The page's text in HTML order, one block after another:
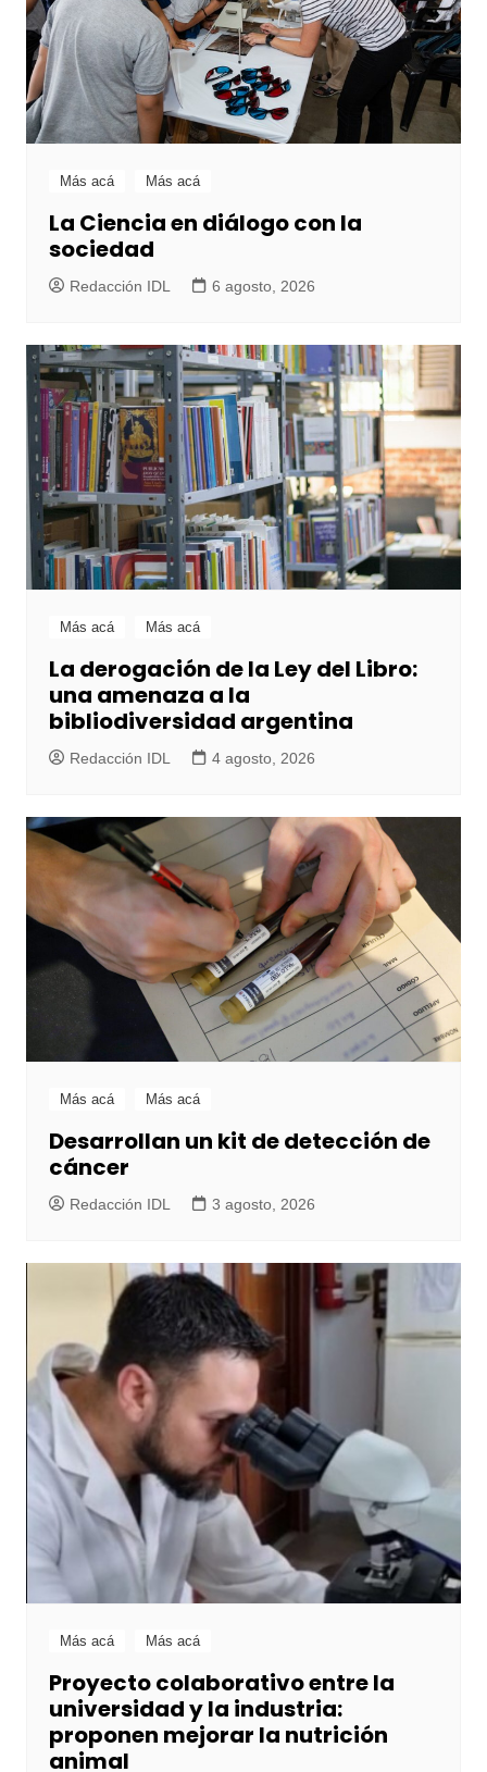
Más acá Más acá
La Ciencia en diálogo con la
sociedad
Redacción IDL 6 agosto, 2026
Más acá Más acá
La derogación de la Ley del Libro:
una amenaza a la
bibliodiversidad argentina
Redacción IDL 4 agosto, 2026
Más acá Más acá
Desarrollan un kit de detección de
cáncer
Redacción IDL 3 agosto, 2026
Más acá Más acá
Proyecto colaborativo entre la
universidad y la industria:
proponen mejorar la nutrición
animal